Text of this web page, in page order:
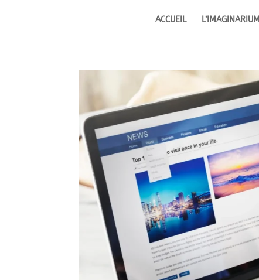
ACCUEIL L’IMAGINARIUM